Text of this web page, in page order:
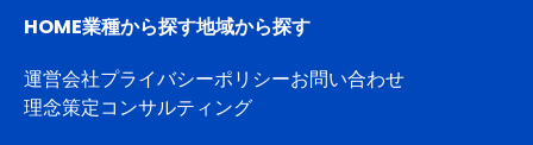
HOME業種から探す地域から探す
運営会社プライバシーポリシーお問い合わせ
理念策定コンサルティング